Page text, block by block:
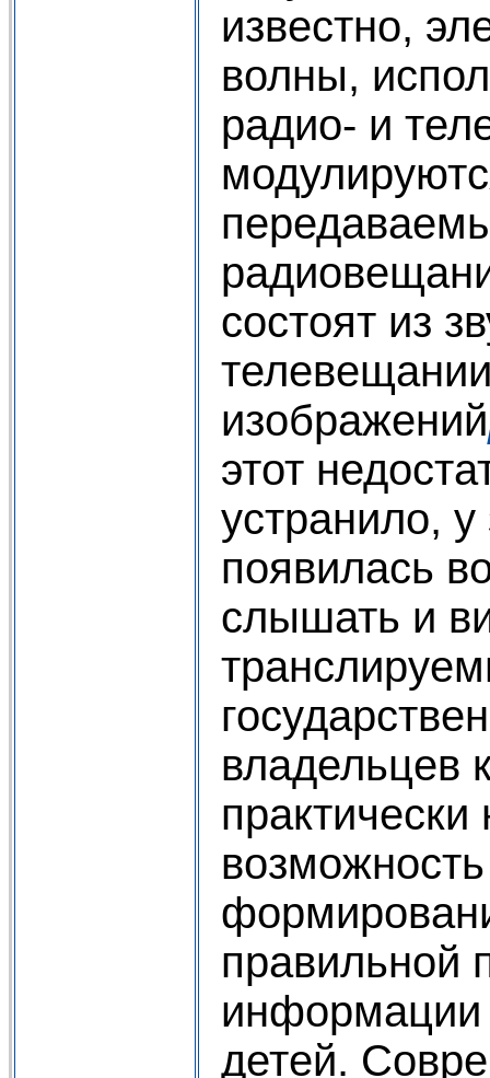
известно,
волны,
радио- и
состоят из
изображений
этот
устранило, у
появилась
слышать и
владельцев
правильной
информации
детей.